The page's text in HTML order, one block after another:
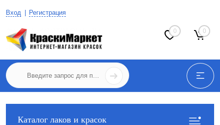
Вход Регистрация
0 0
Каталог лаков и красок